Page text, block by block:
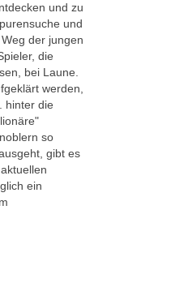
und zu
und
der jungen
die
bei Laune.
werden,
hinter die
so
gibt es
ein